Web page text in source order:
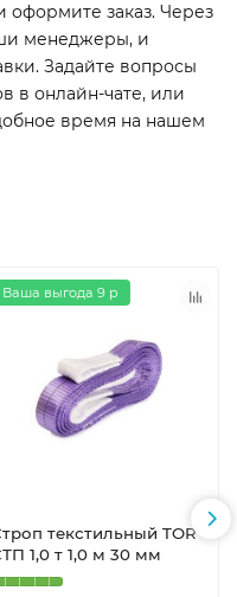
оформите заказ. Через
менеджеры, и
Задайте вопросы
в онлайн-чате, или
время на нашем
Ваша выгода 9 р
текстильный TOR
1,0 т 1,0 м 30 мм